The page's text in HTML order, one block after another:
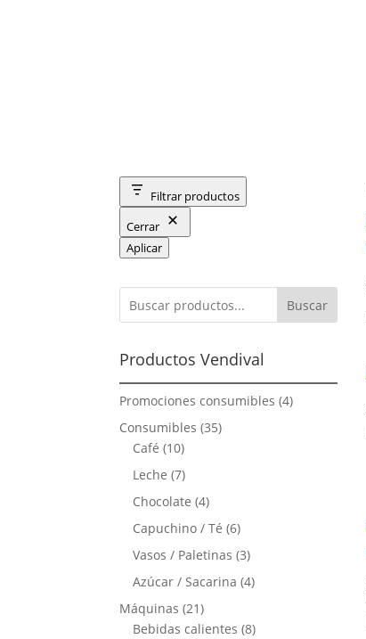
Filtrar productos
Cerrar
Aplicar
Buscar
Productos Vendival
Promociones consumibles 44
Consumibles 3535
Café 1010
productos
Leche 77
productos
Chocolate 44
productos
Capuchino / Té 66
productos
Vasos / Paletinas 33
productos
Azúcar / Sacarina 44
Máquinas 2121
productos
Bebidas calientes 88